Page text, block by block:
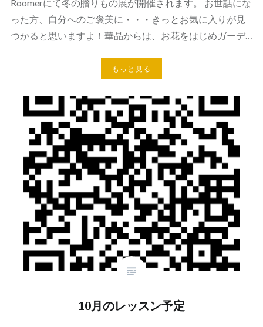
Roomerにて冬の贈りもの展が開催されます。 お世話にな
った方、自分へのご褒美に・・・きっとお気に入りが見
つかると思いますよ！華晶からは、お花をはじめガーデ…
もっと見る
10月のレッスン予定